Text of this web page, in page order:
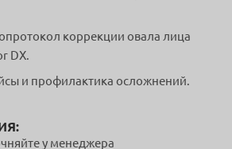
коррекции овала лица
DX.
и профилактика осложнений.
у менеджера